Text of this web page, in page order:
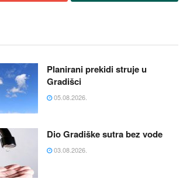
Planirani prekidi struje u
Gradišci
05.08.2026.
Dio Gradiške sutra bez vode
03.08.2026.